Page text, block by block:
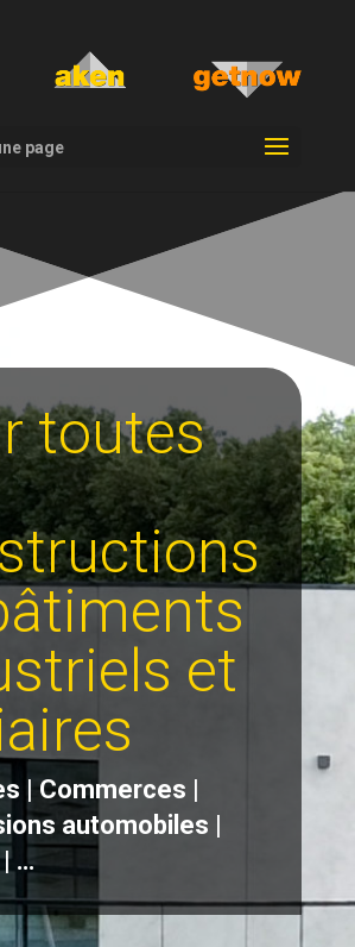
page
toutes
et
| Commerces |
automobiles |
| …